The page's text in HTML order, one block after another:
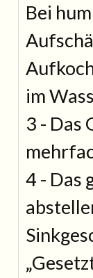
Bei
im
3 - Das
4 - Das